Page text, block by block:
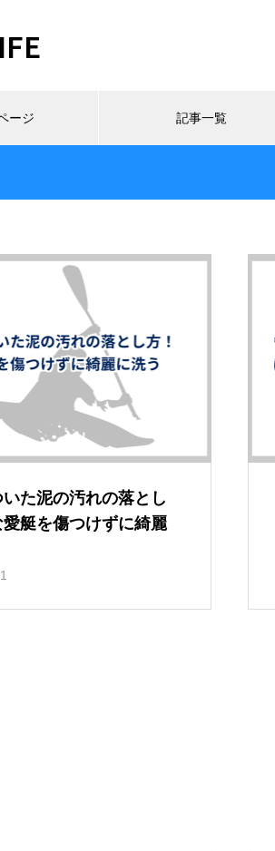
ージ 記事一覧
た泥の汚れの落とし
艇を傷つけずに綺麗